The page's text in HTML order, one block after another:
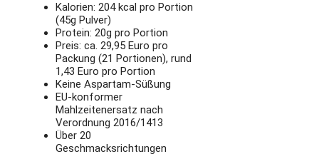
Kalorien: 204 kcal pro Portion
(45g Pulver)
Protein: 20g pro Portion
Preis: ca. 29,95 Euro pro
Packung (21 Portionen), rund
1,43 Euro pro Portion
Keine Aspartam-Süßung
EU-konformer
Mahlzeitenersatz nach
Verordnung 2016/1413
Über 20
Geschmacksrichtungen